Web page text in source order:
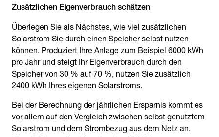
Zusätzlichen Eigenverbrauch schätzen
Überlegen Sie als Nächstes, wie viel zusätzlichen
Solarstrom Sie durch einen Speicher selbst nutzen
können. Produziert Ihre Anlage zum Beispiel 6000 kWh
pro Jahr und steigt Ihr Eigenverbrauch durch den
Speicher von 30 % auf 70 %, nutzen Sie zusätzlich
2400 kWh Ihres eigenen Solarstroms.
Bei der Berechnung der jährlichen Ersparnis kommt es
vor allem auf den Vergleich zwischen selbst genutztem
Solarstrom und dem Strombezug aus dem Netz an.